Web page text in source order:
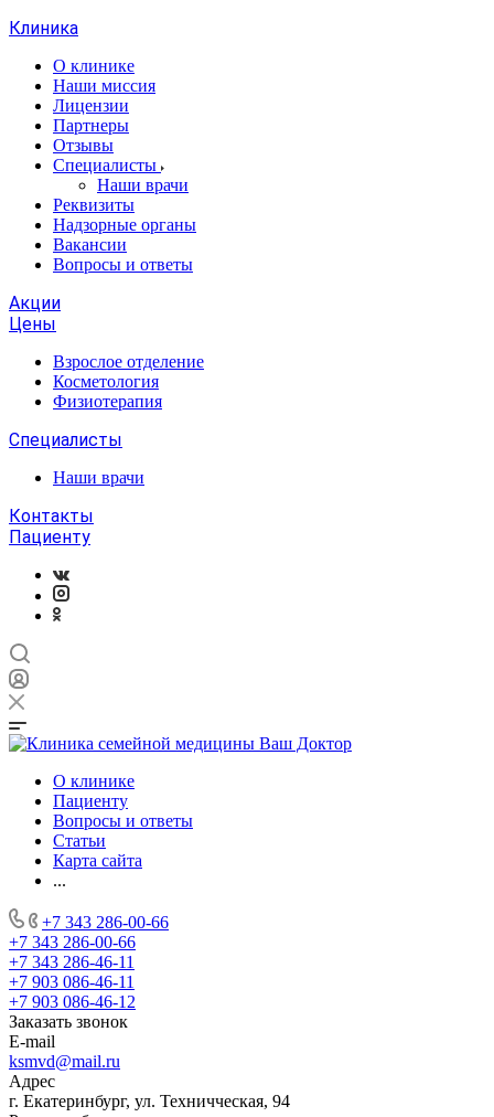
Клиника
О клинике
Наши миссия
Лицензии
Партнеры
Отзывы
Специалисты
Наши врачи
Реквизиты
Надзорные органы
Вакансии
Вопросы и ответы
Акции
Цены
Взрослое отделение
Косметология
Физиотерапия
Специалисты
Наши врачи
Контакты
Пациенту
О клинике
Пациенту
Вопросы и ответы
Статьи
Карта сайта
...
+7 343 286-00-66
+7 343 286-00-66
+7 343 286-46-11
+7 903 086-46-11
+7 903 086-46-12
Заказать звонок
E-mail
ksmvd@mail.ru
Адрес
г. Екатеринбург, ул. Техничческая, 94